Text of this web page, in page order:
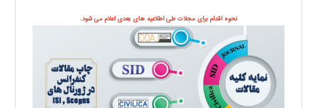
نحوه اقدام برای مجلات طی اطلاعیه های بعدی اعلام می شود.